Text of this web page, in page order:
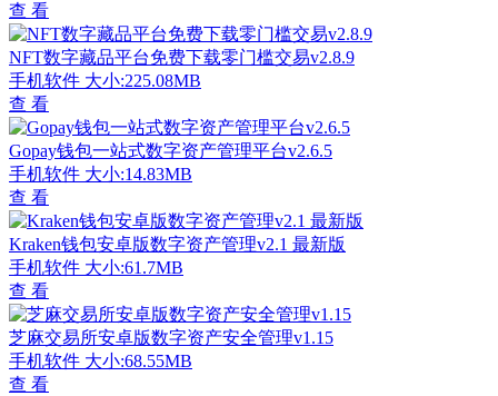
查 看
NFT数字藏品平台免费下载零门槛交易v2.8.9
手机软件 大小:225.08MB
查 看
Gopay钱包一站式数字资产管理平台v2.6.5
手机软件 大小:14.83MB
查 看
Kraken钱包安卓版数字资产管理v2.1 最新版
手机软件 大小:61.7MB
查 看
芝麻交易所安卓版数字资产安全管理v1.15
手机软件 大小:68.55MB
查 看